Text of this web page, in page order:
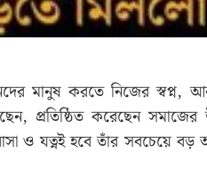
মানুষ করতে নিজের স্বপ্ন,
প্রতিষ্ঠিত করেছেন
ও যত্নই হবে তাঁর সবচেয়ে বড়